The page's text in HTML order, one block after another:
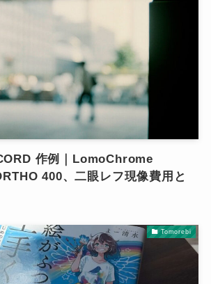
作例｜LomoChrome
400、二眼レフ現像費用と
Tomorebi